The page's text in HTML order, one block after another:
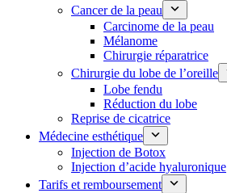
Cancer de la peau
Carcinome de la peau
Mélanome
Chirurgie réparatrice
Chirurgie du lobe de l’oreille
Lobe fendu
Réduction du lobe
Reprise de cicatrice
Médecine esthétique
Injection de Botox
Injection d’acide hyaluronique
Tarifs et remboursement